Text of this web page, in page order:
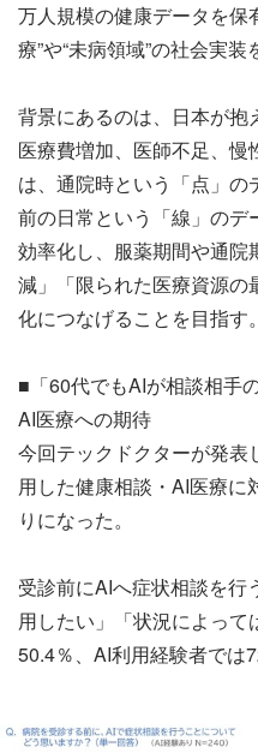
万人規模の健康データを保
療”や“未病領域”の社会実装
背景にあるのは、日本が抱
医療費増加、医師不足、
は、通院時という「点」の
前の日常という「線」のデ
効率化し、服薬期間や通院
減」「限られた医療資源の
化につなげることを目指す。
■「60代でもAIが相談相手
AI医療への期待
今回テックドクターが発
用した健康相談・AI医療に
りになった。
受診前にAIへ症状相談を行
用したい」「状況によっ
50.4％、AI利用経験者では